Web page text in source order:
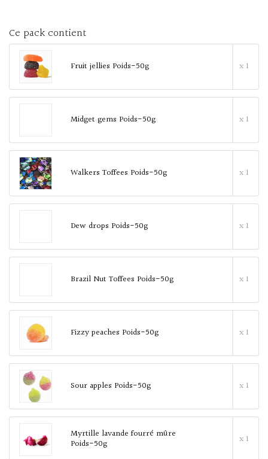
Ce pack contient
Fruit jellies Poids-50g x 1
Midget gems Poids-50g x 1
Walkers Toffees Poids-50g x 1
Dew drops Poids-50g x 1
Brazil Nut Toffees Poids-50g x 1
Fizzy peaches Poids-50g x 1
Sour apples Poids-50g x 1
Myrtille lavande fourré mûre
Poids-50g x 1